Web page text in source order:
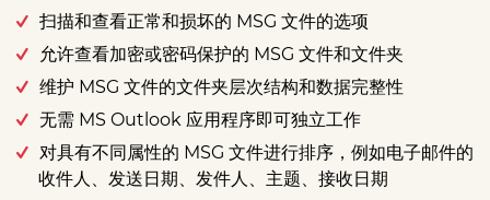
扫描和查看正常和损坏的 MSG 文件的选项
允许查看加密或密码保护的 MSG 文件和文件夹
维护 MSG 文件的文件夹层次结构和数据完整性
无需 MS Outlook 应用程序即可独立工作
对具有不同属性的 MSG 文件进行排序，例如电子邮件的
收件人、发送日期、发件人、主题、接收日期